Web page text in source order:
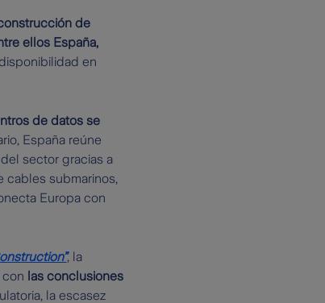
de
ellos España,
en
de datos se
España reúne
sector gracias a
cables submarinos,
Europa con
, la
con las conclusiones
la escasez